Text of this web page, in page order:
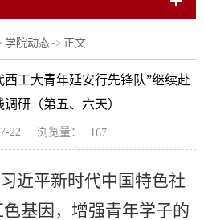
学院动态-> 正文
工大青年延安行先锋队”继续赴
研（第五、六天）
22 浏览量： 167
近平新时代中国特色社
基因，增强青年学子的